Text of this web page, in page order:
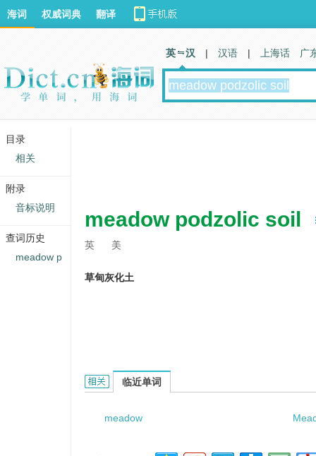
meadow podzolic soil
英 美
草甸灰化土
meadow podzolic soil的相关资料：
临近单词
meadow
海词 权威词典 翻译
英 汉 | 汉语 | 上海话 广
目录
相关
附录
音标说明
查词历史
meadow p